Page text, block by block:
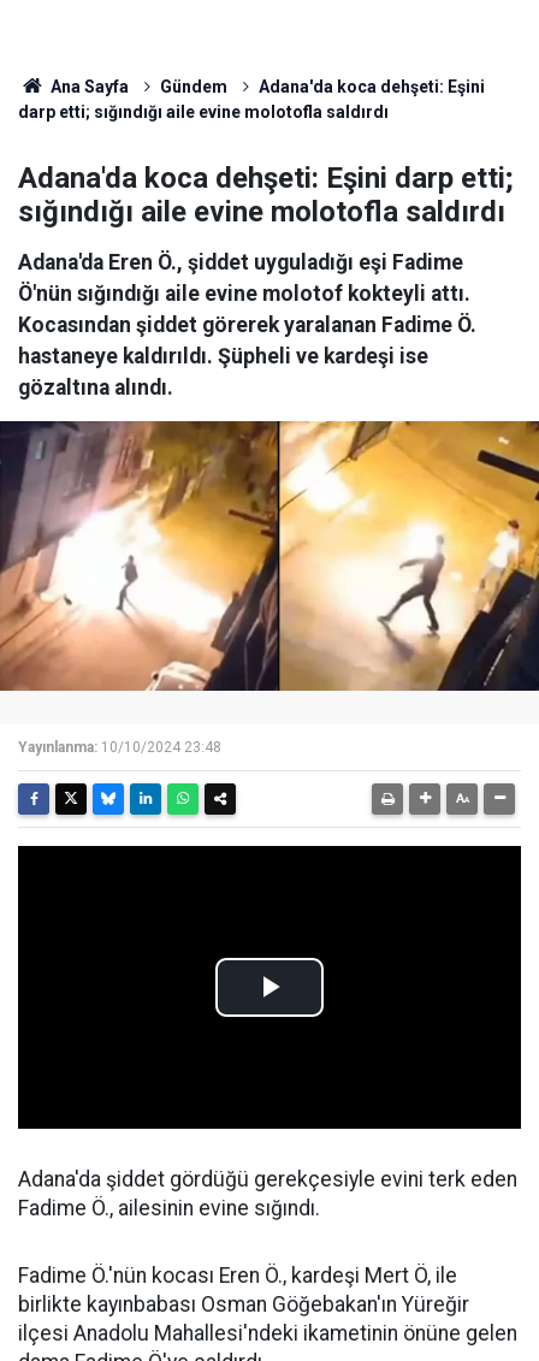
Ana Sayfa Gündem
Adana'da koca dehşeti: Eşini
darp etti; sığındığı aile evine molotofla saldırdı
Adana'da koca dehşeti: Eşini darp etti;
sığındığı aile evine molotofla saldırdı
Adana'da Eren Ö., şiddet uyguladığı eşi Fadime
Ö'nün sığındığı aile evine molotof kokteyli attı.
Kocasından şiddet görerek yaralanan Fadime Ö.
hastaneye kaldırıldı. Şüpheli ve kardeşi ise
gözaltına alındı.
Yayınlanma: 10/10/2024 23:48
Adana'da şiddet gördüğü gerekçesiyle evini terk eden
Fadime Ö., ailesinin evine sığındı.
Fadime Ö.'nün kocası Eren Ö., kardeşi Mert Ö, ile
birlikte kayınbabası Osman Göğebakan'ın Yüreğir
ilçesi Anadolu Mahallesi'ndeki ikametinin önüne gelen